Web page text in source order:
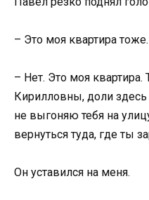
– Это моя квартира тоже.
– Нет. Это моя
Кирилловны, доли здесь
не выгоняю тебя на
вернуться туда, где ты
Он уставился на меня.